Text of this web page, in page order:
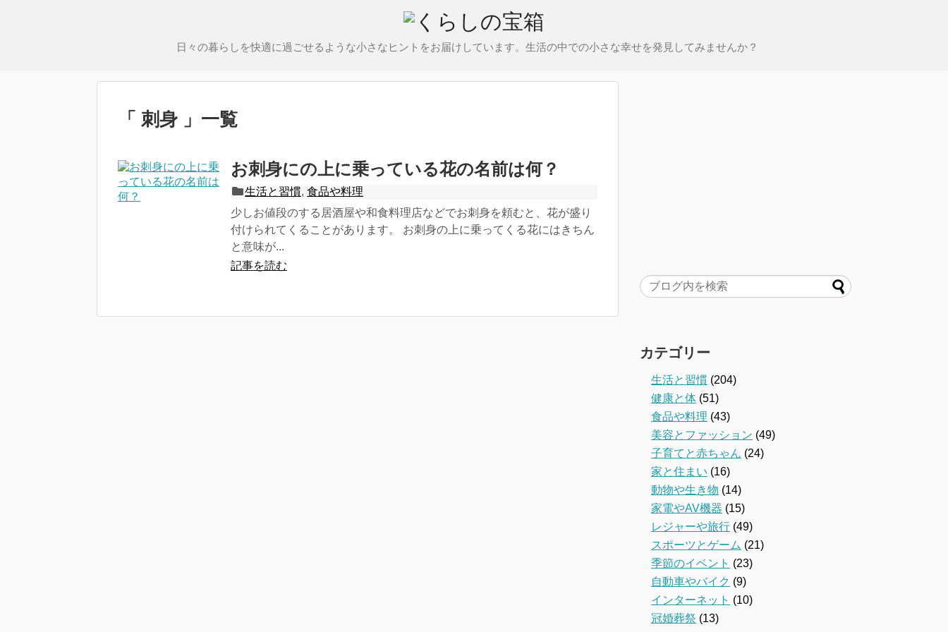
日々の暮らしを快適に過ごせるような小さなヒントをお届けしています。生活の中での小さな幸せを発見してみませんか？
「 刺身 」一覧
お刺身にの上に乗っている花の名前は何？
生活と習慣, 食品や料理
少しお値段のする居酒屋や和食料理店などでお刺身を頼むと、花が盛り
付けられてくることがあります。 お刺身の上に乗ってくる花にはきちん
と意味が...
記事を読む
カテゴリー
生活と習慣 (204)
健康と体 (51)
食品や料理 (43)
美容とファッション (49)
子育てと赤ちゃん (24)
家と住まい (16)
動物や生き物 (14)
家電やAV機器 (15)
レジャーや旅行 (49)
スポーツとゲーム (21)
季節のイベント (23)
自動車やバイク (9)
インターネット (10)
冠婚葬祭 (13)